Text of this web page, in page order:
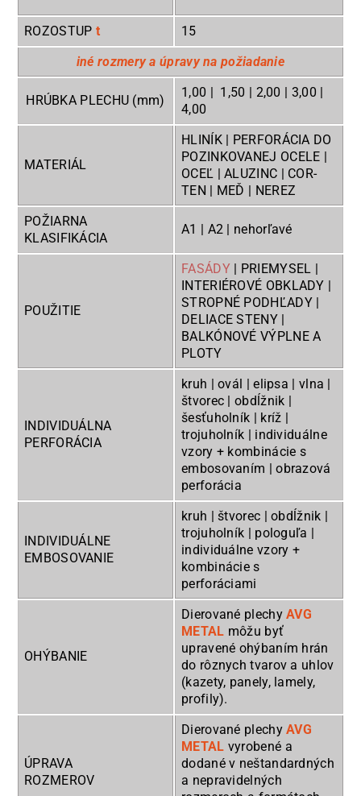
ROZOSTUP t
15
iné rozmery a úpravy na požiadanie
HRÚBKA PLECHU (mm)
1,00 | 1,50 | 2,00 | 3,00 |
4,00
MATERIÁL
HLINÍK | PERFORÁCIA DO
POZINKOVANEJ OCELE |
OCEĽ | ALUZINC | COR-
TEN | MEĎ | NEREZ
POŽIARNA
KLASIFIKÁCIA
A1 | A2 | nehorľavé
POUŽITIE
FASÁDY| PRIEMYSEL |
INTERIÉROVÉ OBKLADY |
STROPNÉ PODHĽADY |
DELIACE STENY |
BALKÓNOVÉ VÝPLNE A
PLOTY
INDIVIDUÁLNA
PERFORÁCIA
kruh | ovál | elipsa | vlna |
štvorec | obdĺžnik |
šesťuholník | kríž |
trojuholník | individuálne
vzory + kombinácie s
embosovaním | obrazová
perforácia
INDIVIDUÁLNE
EMBOSOVANIE
kruh | štvorec | obdĺžnik |
trojuholník | pologuľa |
individuálne vzory +
kombinácie s
perforáciami
OHÝBANIE
Dierované plechyAVG
METAL môžu byť
upravené ohýbaním hrán
do rôznych tvarov a uhlov
(kazety, panely, lamely,
profily).
ÚPRAVA
ROZMEROV
Dierované plechyAVG
METAL vyrobené a
dodané v neštandardných
a nepravidelných